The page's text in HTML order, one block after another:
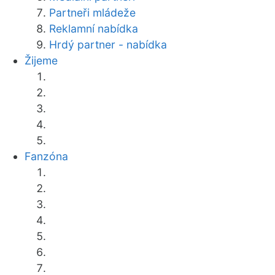
Partneři mládeže
Reklamní nabídka
Hrdý partner - nabídka
Žijeme
Fanzóna